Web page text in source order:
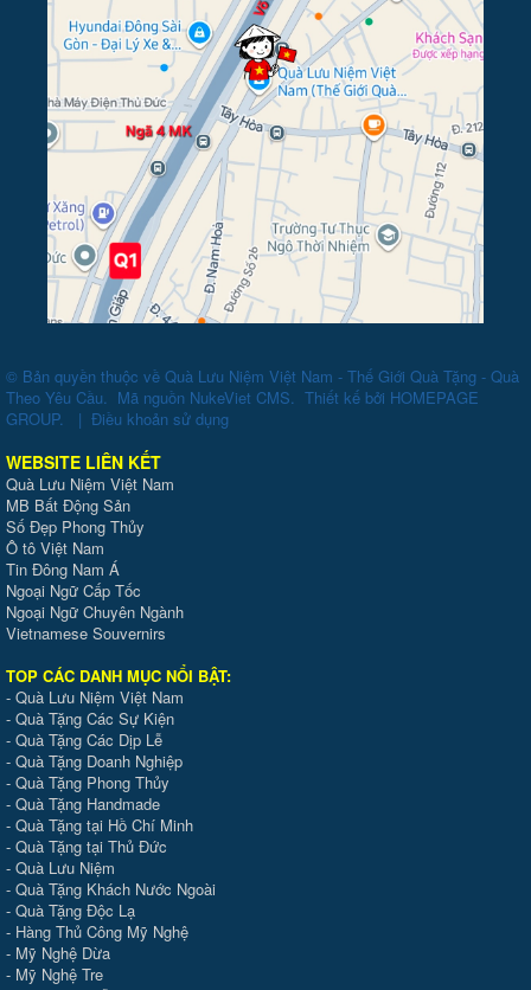
© Bản quyền thuộc về Quà Lưu Niệm Việt Nam - Thế Giới Quà Tặng - Quà
Theo Yêu Cầu
Mã nguồn NukeViet CMS Thiết kế bởi HOMEPAGE
GROUP. | Điều khoản sử dụng
WEBSITE LIÊN KẾT
Quà Lưu Niệm Việt Nam
MB Bất Động Sản
Số Đẹp Phong Thủy
Ô tô Việt Nam
Tin Đông Nam Á
Ngoại Ngữ Cấp Tốc
Ngoại Ngữ Chuyên Ngành
Vietnamese Souvernirs
TOP CÁC DANH MỤC NỔI BẬT:
- Quà Lưu Niệm Việt Nam
- Quà Tặng Các Sự Kiện
- Quà Tặng Các Dịp Lễ
- Quà Tặng Doanh Nghiệp
- Quà Tặng Phong Thủy
- Quà Tặng Handmade
- Quà Tặng tại Hồ Chí Minh
- Quà Tặng tại Thủ Đức
- Quà Lưu Niệm
- Quà Tặng Khách Nước Ngoài
- Quà Tặng Độc Lạ
- Hàng Thủ Công Mỹ Nghệ
- Mỹ Nghệ Dừa
- Mỹ Nghệ Tre